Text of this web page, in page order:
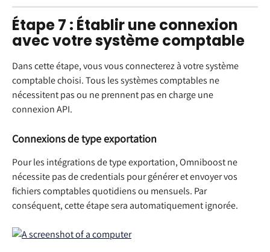
Étape 7 : Établir une connexion
avec votre système comptable
Dans cette étape, vous vous connecterez à votre système
comptable choisi. Tous les systèmes comptables ne
nécessitent pas ou ne prennent pas en charge une
connexion API.
Connexions de type exportation
Pour les intégrations de type exportation, Omniboost ne
nécessite pas de credentials pour générer et envoyer vos
fichiers comptables quotidiens ou mensuels. Par
conséquent, cette étape sera automatiquement ignorée.